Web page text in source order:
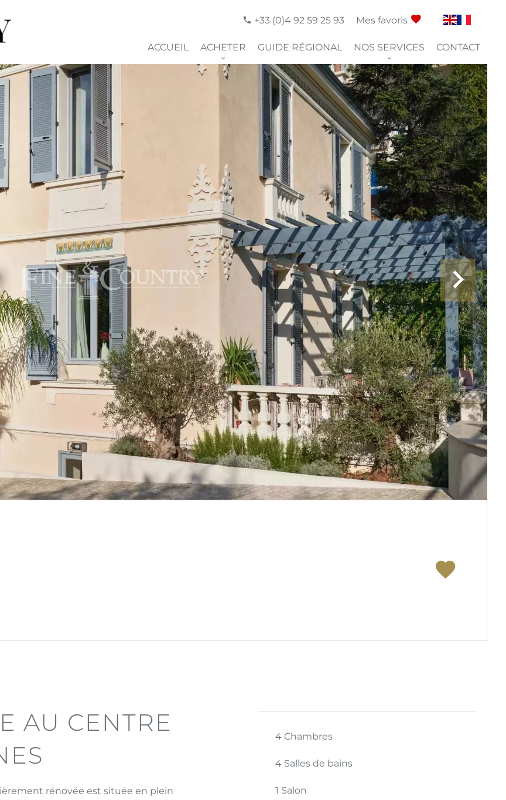
+33 (0)4 92 59 25 93 Mes favoris
ACCUEIL ACHETER GUIDE RÉGIONAL NOS SERVICES CONTACT
AU CENTRE
rénovée est située en plein
4 Chambres
4 Salles de bains
1 Salon